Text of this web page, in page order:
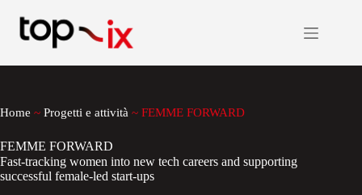
contenuto
Home ~ Progetti e attività ~ FEMME FORWARD
FEMME FORWARD
Fast-tracking women into new tech careers and supporting
successful female-led start-ups